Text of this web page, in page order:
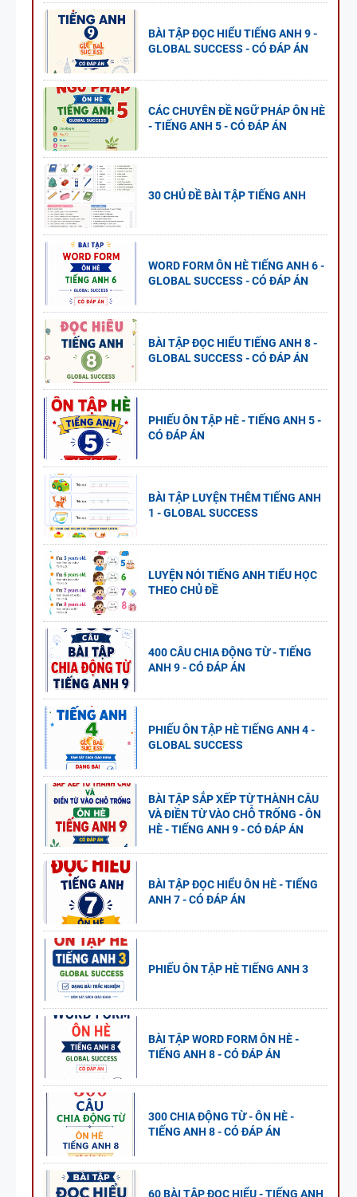
BÀI TẬP ĐỌC HIỂU TIẾNG ANH 9 -
GLOBAL SUCCESS - CÓ ĐÁP ÁN
CÁC CHUYÊN ĐỀ NGỮ PHÁP ÔN HÈ
- TIẾNG ANH 5 - CÓ ĐÁP ÁN
30 CHỦ ĐỀ BÀI TẬP TIẾNG ANH
WORD FORM ÔN HÈ TIẾNG ANH 6 -
GLOBAL SUCCESS - CÓ ĐÁP ÁN
BÀI TẬP ĐỌC HIỂU TIẾNG ANH 8 -
GLOBAL SUCCESS - CÓ ĐÁP ÁN
PHIẾU ÔN TẬP HÈ - TIẾNG ANH 5 -
CÓ ĐÁP ÁN
BÀI TẬP LUYỆN THÊM TIẾNG ANH
1 - GLOBAL SUCCESS
LUYỆN NÓI TIẾNG ANH TIỂU HỌC
THEO CHỦ ĐỀ
400 CÂU CHIA ĐỘNG TỪ - TIẾNG
ANH 9 - CÓ ĐÁP ÁN
PHIẾU ÔN TẬP HÈ TIẾNG ANH 4 -
GLOBAL SUCCESS
BÀI TẬP SẮP XẾP TỪ THÀNH CÂU
VÀ ĐIỀN TỪ VÀO CHỖ TRỐNG - ÔN
HÈ - TIẾNG ANH 9 - CÓ ĐÁP ÁN
BÀI TẬP ĐỌC HIỂU ÔN HÈ - TIẾNG
ANH 7 - CÓ ĐÁP ÁN
PHIẾU ÔN TẬP HÈ TIẾNG ANH 3
BÀI TẬP WORD FORM ÔN HÈ -
TIẾNG ANH 8 - CÓ ĐÁP ÁN
300 CHIA ĐỘNG TỪ - ÔN HÈ -
TIẾNG ANH 8 - CÓ ĐÁP ÁN
60 BÀI TẬP ĐỌC HIỂU - TIẾNG ANH